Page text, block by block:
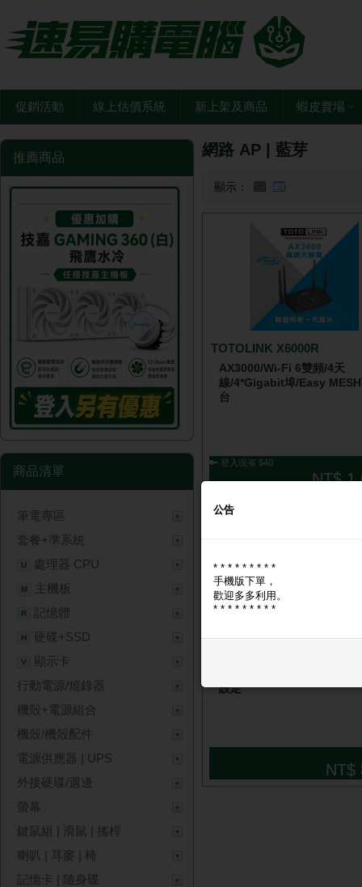
促銷活動 線上估價系統 新上架及商品 蝦皮賣場
推薦商品
商品清單
筆電專區
套餐+準系統
U 處理器 CPU
M 主機板
R 記憶體
H 硬碟+SSD
V
顯示卡
行動電源/燒錄器
機殼+電源組合
機殼/機殼配件
電源供應器 | UPS
外接硬碟/週邊
螢幕
鍵鼠組 | 滑鼠 | 搖桿
喇叭 | 耳麥 | 椅
記憶卡 | 隨身碟
網路 AP | 藍芽
顯示：
TOTOLINK X6000R
AX3000/Wi-Fi 6雙頻/4天
線/4*Gigabit埠/Easy
台
🔑 登入現省 $40
NT$
TOTOLINK X30 SE
設定
NT$
公告
* * * * * * * * *
手機版下單，
歡迎多多利用。
* * * * * * * * *